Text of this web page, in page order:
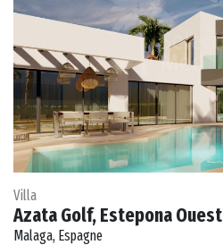
Villa
Azata Golf, Estepona Ouest
Malaga, Espagne